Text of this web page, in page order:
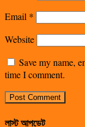
Email *
Website
Save my name,
time I comment.
লাস্ট আপডেট